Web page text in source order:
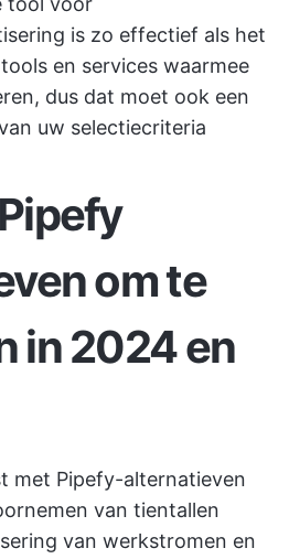
is zo effectief als het
en services waarmee
dus dat moet ook een
uw selectiecriteria
om te
in 2024 en
met Pipefy-alternatieven
van tientallen
van werkstromen en